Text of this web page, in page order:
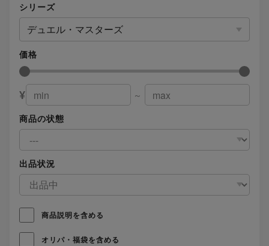
シリーズ
デュエル・マスターズ
価格
¥
～
商品の状態
出品状況
商品説明を含める
オリパ・福袋を含める